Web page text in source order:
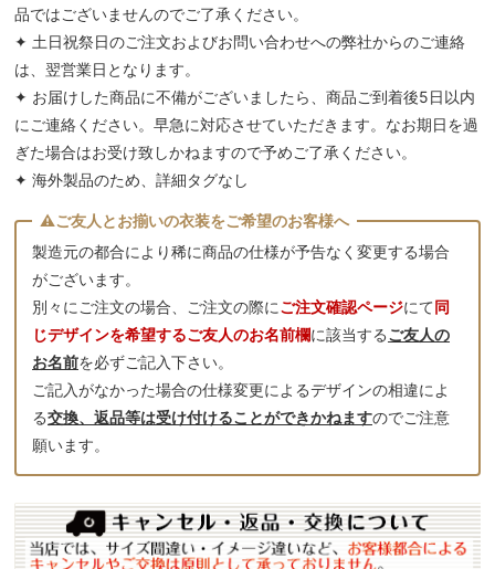
品ではございませんのでご了承ください。
✦ 土日祝祭日のご注文およびお問い合わせへの弊社からのご連絡
は、翌営業日となります。
✦ お届けした商品に不備がございましたら、商品ご到着後5日以内
にご連絡ください。早急に対応させていただきます。なお期日を過
ぎた場合はお受け致しかねますので予めご了承ください。
✦ 海外製品のため、詳細タグなし
製造元の都合により稀に商品の仕様が予告なく変更する場合
がございます。
別々にご注文の場合、ご注文の際にご注文確認ページにて同
じデザインを希望するご友人のお名前欄に該当するご友人の
お名前を必ずご記入下さい。
ご記入がなかった場合の仕様変更によるデザインの相違によ
る交換、返品等は受け付けることができかねますのでご注意
願います。